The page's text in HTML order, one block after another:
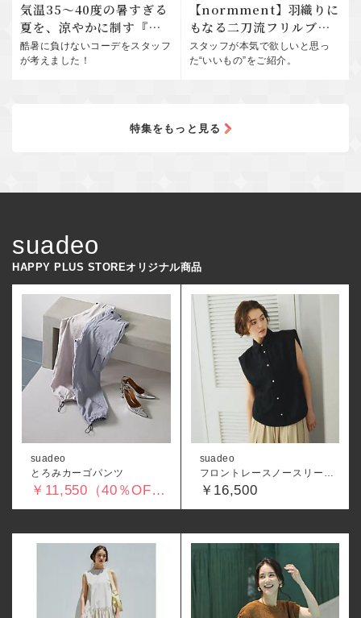
気温35～40度の暑すぎる
夏を、涼やかに制す『大
人コーデ20選』
酷暑に負けないコーデをスタッフ
が考えました！
【normment】羽織りに
もなる二刀流フリルブラ
ウスが夏服不足を解消 |
GOOD THINGS Vol.123
スタッフが本気で欲しいと思っ
た“いいもの”をご紹介。
特集をもっと見る
suadeo
HAPPY PLUS STOREオリジナル商品
suadeo
とろみカーゴパンツ
￥11,550（40％OFF）
suadeo
￥16,500